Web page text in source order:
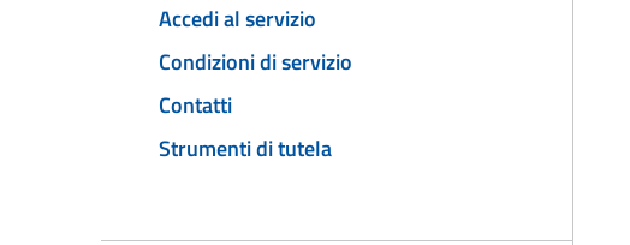
Accedi al servizio
Condizioni di servizio
Contatti
Strumenti di tutela